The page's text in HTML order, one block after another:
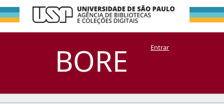
BORE
Filtrar por:
Assunto
DSpace/Manakin + CoriscoEntrar